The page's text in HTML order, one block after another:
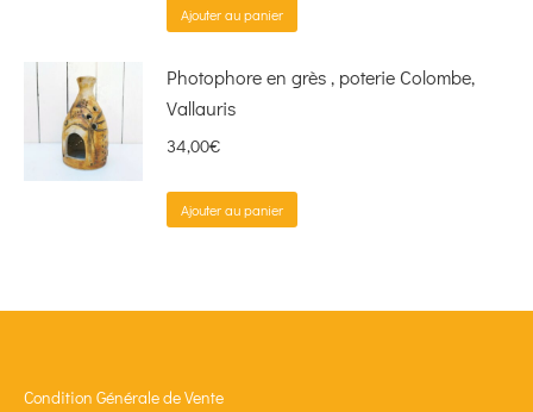
Ajouter au panier
Photophore en grès , poterie Colombe,
Vallauris
34,00€
Ajouter au panier
Condition Générale de Vente